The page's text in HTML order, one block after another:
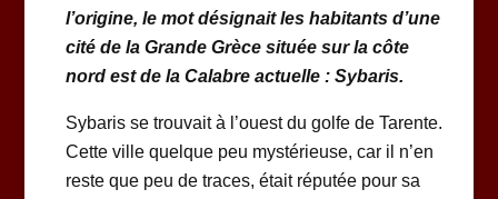
l’origine, le mot désignait les habitants d’une
cité de la Grande Grèce située sur la côte
nord est de la Calabre actuelle : Sybaris.
Sybaris se trouvait à l’ouest du golfe de Tarente.
Cette ville quelque peu mystérieuse, car il n’en
reste que peu de traces, était réputée pour sa